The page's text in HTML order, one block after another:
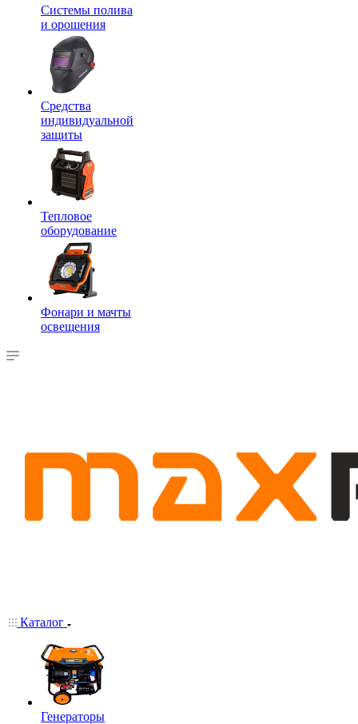
Системы полива
и орошения
Средства
индивидуальной
защиты
Тепловое
оборудование
Фонари и мачты
освещения
Каталог
Генераторы